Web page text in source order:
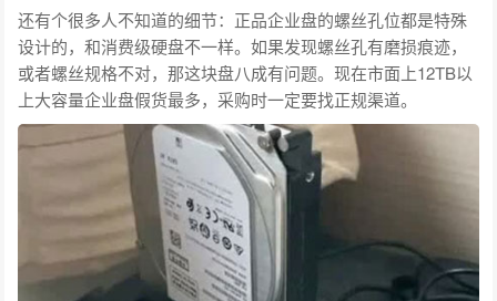
还有个很多人不知道的细节：正品企业盘的螺丝孔位都是特殊
设计的，和消费级硬盘不一样。如果发现螺丝孔有磨损痕迹，
或者螺丝规格不对，那这块盘八成有问题。现在市面上12TB以
上大容量企业盘假货最多，采购时一定要找正规渠道。